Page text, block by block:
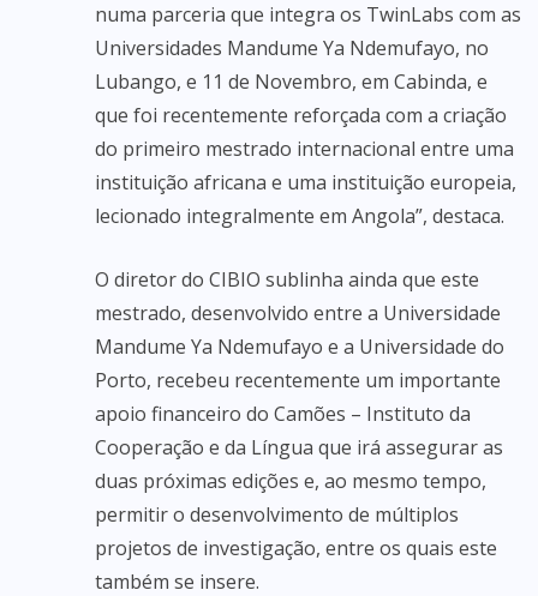
numa parceria que integra os TwinLabs com as
Universidades Mandume Ya Ndemufayo, no
Lubango, e 11 de Novembro, em Cabinda, e
que foi recentemente reforçada com a criação
do primeiro mestrado internacional entre uma
instituição africana e uma instituição europeia,
lecionado integralmente em Angola”, destaca.
O diretor do CIBIO sublinha ainda que este
mestrado, desenvolvido entre a Universidade
Mandume Ya Ndemufayo e a Universidade do
Porto, recebeu recentemente um importante
apoio financeiro do Camões – Instituto da
Cooperação e da Língua que irá assegurar as
duas próximas edições e, ao mesmo tempo,
permitir o desenvolvimento de múltiplos
projetos de investigação, entre os quais este
também se insere.